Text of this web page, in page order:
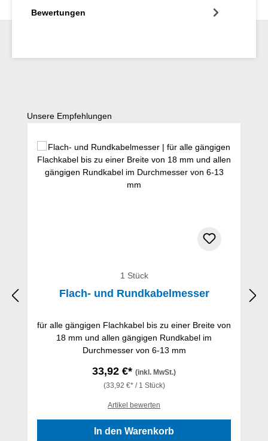
Bewertungen
Produktgalerie überspringen
Unsere Empfehlungen
1 Stück
Flach- und Rundkabelmesser
für alle gängigen Flachkabel bis zu einer Breite von
18 mm und allen gängigen Rundkabel im
Durchmesser von 6-13 mm
33,92 €* (inkl. MwSt.)
(33,92 €* / 1 Stück)
Artikel bewerten
In den Warenkorb